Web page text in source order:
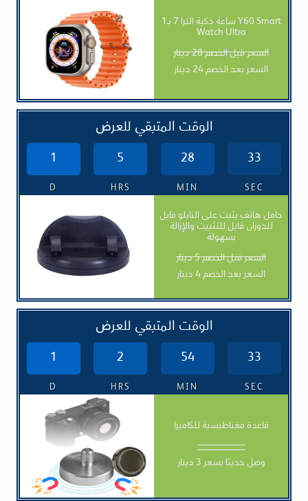
ساعة ذكية الترا 7 بـ1 Y60 Smart
Watch Ultra
السعر قبل الخصم 28 دينار
السعر بعد الخصم 24 دينار
الوقت المتبقي للعرض
1 5 28 31
D HRS MIN SEC
حامل هاتف يثبت على التابلو قابل
للدوران قابل للتثبيت والإزالة
بسهولة
السعر قبل الخصم 5 دينار
السعر بعد الخصم 4 دينار
الوقت المتبقي للعرض
1 2 54 31
D HRS MIN SEC
قاعدة مغناطيسية للكاميرا
__________
وصل حديثا بسعر 3 دينار